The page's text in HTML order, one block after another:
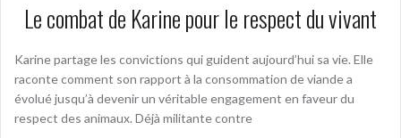
Le combat de Karine pour le respect du vivant
Karine partage les convictions qui guident aujourd’hui sa vie. Elle
raconte comment son rapport à la consommation de viande a
évolué jusqu’à devenir un véritable engagement en faveur du
respect des animaux. Déjà militante contre